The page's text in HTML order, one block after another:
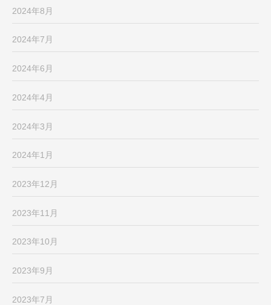
2024年8月
2024年7月
2024年6月
2024年4月
2024年3月
2024年1月
2023年12月
2023年11月
2023年10月
2023年9月
2023年7月